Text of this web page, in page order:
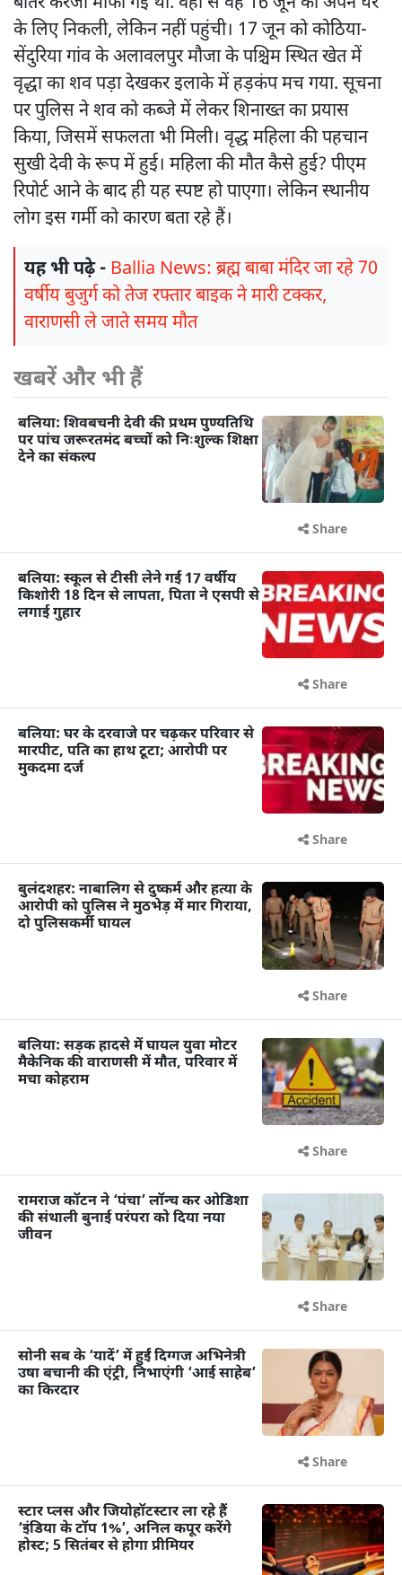
के लिए निकली, लेकिन नहीं पहुंची। 17 जून को कोठिया-
सेंदुरिया गांव के अलावलपुर मौजा के पश्चिम स्थित खेत में
वृद्धा का शव पड़ा देखकर इलाके में हड़कंप मच गया. सूचना
पर पुलिस ने शव को कब्जे में लेकर शिनाख्त का प्रयास
किया, जिसमें सफलता भी मिली। वृद्ध महिला की पहचान
सुखी देवी के रूप में हुई। महिला की मौत कैसे हुई? पीएम
रिपोर्ट आने के बाद ही यह स्पष्ट हो पाएगा। लेकिन स्थानीय
लोग इस गर्मी को कारण बता रहे हैं।
यह भी पढ़े - Ballia News: ब्रह्म बाबा मंदिर जा रहे 70
वर्षीय बुजुर्ग को तेज रफ्तार बाइक ने मारी टक्कर,
वाराणसी ले जाते समय मौत
खबरें और भी हैं
बलिया: शिवबचनी देवी की प्रथम पुण्यतिथि
पर पांच जरूरतमंद बच्चों को निःशुल्क शिक्षा
देने का संकल्प
Share
बलिया: स्कूल से टीसी लेने गई 17 वर्षीय
किशोरी 18 दिन से लापता, पिता ने एसपी से
लगाई गुहार
Share
बलिया: घर के दरवाजे पर चढ़कर परिवार से
मारपीट, पति का हाथ टूटा; आरोपी पर
मुकदमा दर्ज
Share
बुलंदशहर: नाबालिग से दुष्कर्म और हत्या के
आरोपी को पुलिस ने मुठभेड़ में मार गिराया,
दो पुलिसकर्मी घायल
Share
बलिया: सड़क हादसे में घायल युवा मोटर
मैकेनिक की वाराणसी में मौत, परिवार में
मचा कोहराम
Share
रामराज कॉटन ने ‘पंचा’ लॉन्च कर ओडिशा
की संथाली बुनाई परंपरा को दिया नया
जीवन
Share
सोनी सब के ‘यादें’ में हुईं दिग्गज अभिनेत्री
उषा बचानी की एंट्री, निभाएंगी ‘आई साहेब’
का किरदार
Share
स्टार प्लस और जियोहॉटस्टार ला रहे हैं
‘इंडिया के टॉप 1%’, अनिल कपूर करेंगे
होस्ट; 5 सितंबर से होगा प्रीमियर